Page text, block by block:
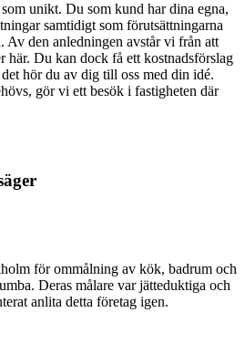
unikt. Du som kund har dina egna,
samtidigt som förutsättningarna
Av den anledningen avstår vi från att
här. Du kan dock få ett kostnadsförslag
hör du av dig till oss med din idé.
gör vi ett besök i fastigheten där
för ommålning av kök, badrum och
Deras målare var jätteduktiga och
anlita detta företag igen.